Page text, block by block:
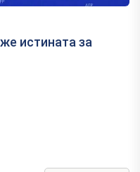
истината за